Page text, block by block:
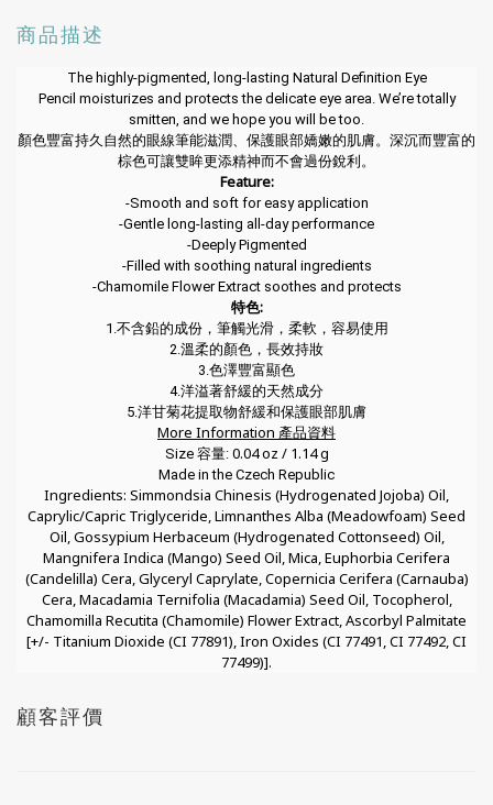
商品描述
The highly-pigmented, long-lasting Natural Definition Eye
Pencil moisturizes and protects the delicate eye area. We’re totally
smitten, and we hope you will be too.
顏色豐富持久自然的眼線筆能滋潤、保護眼部嬌嫩的肌膚。深沉而豐富的
棕色可讓雙眸更添精神而不會過份銳利。
Feature:
-Smooth and soft for easy application
-Gentle long-lasting all-day performance
-Deeply Pigmented
-Filled with soothing natural ingredients
-Chamomile Flower Extract soothes and protects
特色:
1.不含鉛的成份，筆觸光滑，柔軟，容易使用
2.溫柔的顏色，長效持妝
3.色澤豐富顯色
4.洋溢著舒緩的天然成分
5.洋甘菊花提取物舒緩和保護眼部肌膚
More Information 產品資料
Size 容量: 0.04 oz / 1.14 g
Made in the Czech Republic
Ingredients: Simmondsia Chinesis (Hydrogenated Jojoba) Oil,
Caprylic/Capric Triglyceride, Limnanthes Alba (Meadowfoam) Seed
Oil, Gossypium Herbaceum (Hydrogenated Cottonseed) Oil,
Mangnifera Indica (Mango) Seed Oil, Mica, Euphorbia Cerifera
(Candelilla) Cera, Glyceryl Caprylate, Copernicia Cerifera (Carnauba)
Cera, Macadamia Ternifolia (Macadamia) Seed Oil, Tocopherol,
Chamomilla Recutita (Chamomile) Flower Extract, Ascorbyl Palmitate
[+/- Titanium Dioxide (CI 77891), Iron Oxides (CI 77491, CI 77492, CI
77499)].
顧客評價